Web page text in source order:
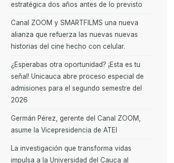
estratégica dos años antes de lo previsto
Canal ZOOM y SMARTFILMS una nueva
alianza que refuerza las nuevas nuevas
historias del cine hecho con celular.
¿Esperabas otra oportunidad? ¡Esta es tu
señal! Unicauca abre proceso especial de
admisiones para el segundo semestre del
2026
Germán Pérez, gerente del Canal ZOOM,
asume la Vicepresidencia de ATEI
La investigación que transforma vidas
impulsa a la Universidad del Cauca al